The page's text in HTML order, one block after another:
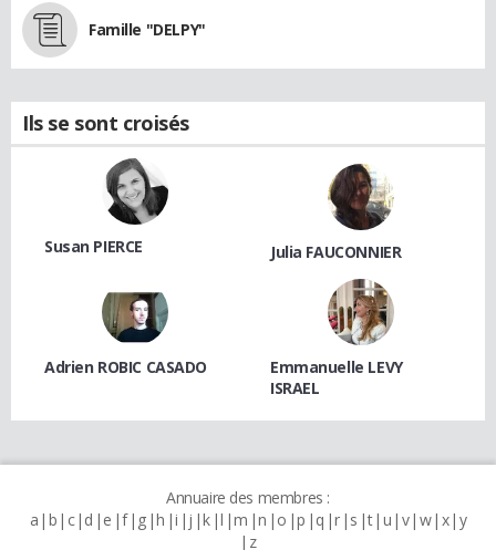
Famille "DELPY"
Ils se sont croisés
Susan PIERCE Julia FAUCONNIER
Adrien ROBIC CASADO
Emmanuelle LEVY
ISRAEL
Annuaire des membres :
a b c d e f g h i j k l m n o p q r s t u v w x y
z